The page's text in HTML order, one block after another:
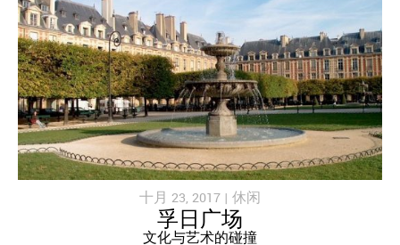
十月 23, 2017 | 休闲
孚日广场
文化与艺术的碰撞